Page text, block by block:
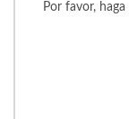
Por favor,